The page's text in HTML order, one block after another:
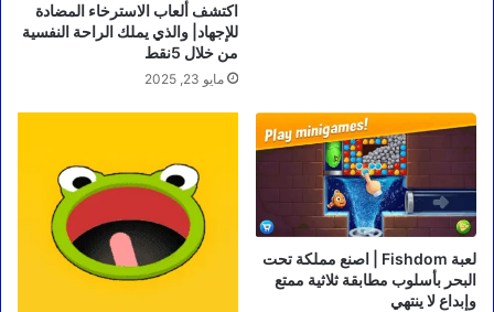
اكتشف ألعاب الاسترخاء المضادة
للإجهاد| والذي يملك الراحة النفسية
من خلال 5نقط
مايو 23, 2025
لعبة Fishdom | اصنع مملكة تحت
البحر بأسلوب مطابقة ثلاثية ممتع
وإبداع لا ينتهي